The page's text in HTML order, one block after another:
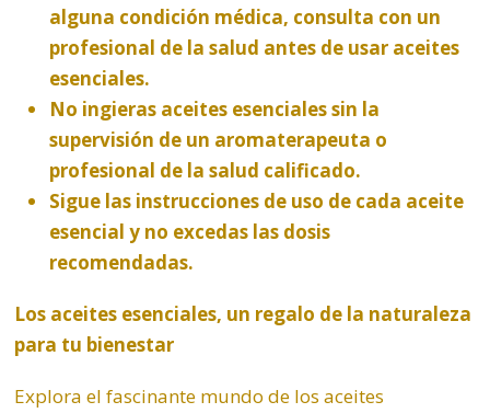
alguna condición médica, consulta con un
profesional de la salud antes de usar aceites
esenciales.
No ingieras aceites esenciales sin la
supervisión de un aromaterapeuta o
profesional de la salud calificado.
Sigue las instrucciones de uso de cada aceite
esencial y no excedas las dosis
recomendadas.
Los aceites esenciales, un regalo de la naturaleza
para tu bienestar
Explora el fascinante mundo de los aceites